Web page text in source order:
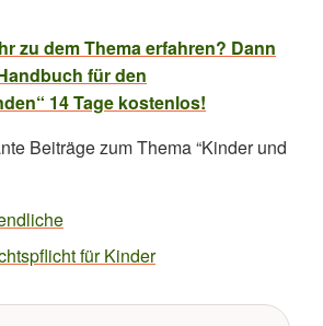
zu dem Thema erfahren? Dann
für den
14 Tage kostenlos!
Beiträge zum Thema “Kinder und
für Kinder